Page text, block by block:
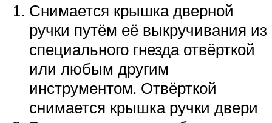
Снимается крышка дверной
ручки путём её выкручивания из
специального гнезда отвёрткой
или любым другим
инструментом. Отвёрткой
снимается крышка ручки двери